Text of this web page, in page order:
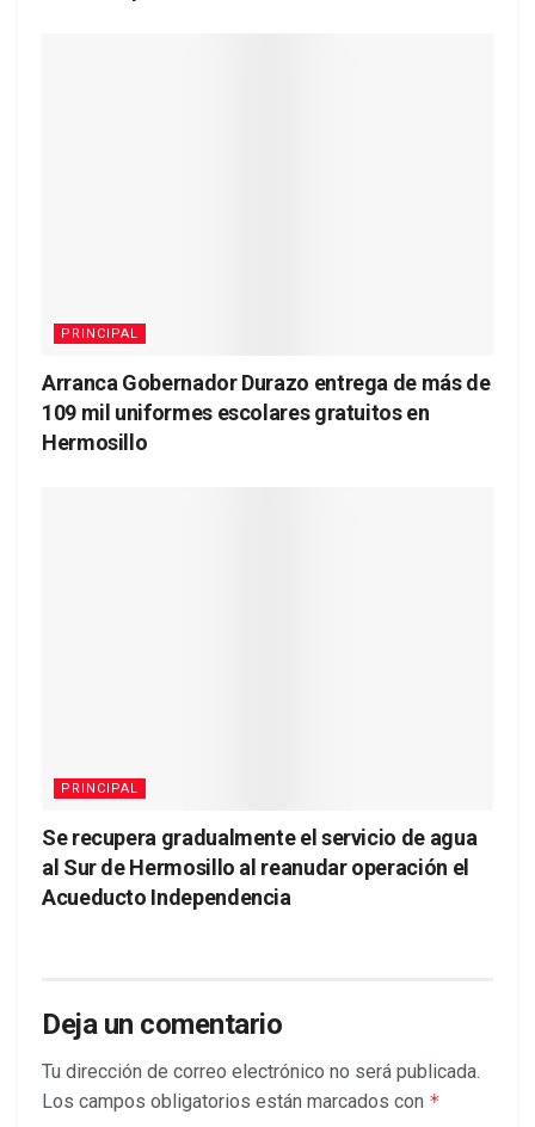
PRINCIPAL
Arranca Gobernador Durazo entrega de más de
109 mil uniformes escolares gratuitos en
Hermosillo
PRINCIPAL
Se recupera gradualmente el servicio de agua
al Sur de Hermosillo al reanudar operación el
Acueducto Independencia
Deja un comentario
Tu dirección de correo electrónico no será publicada.
Los campos obligatorios están marcados con *